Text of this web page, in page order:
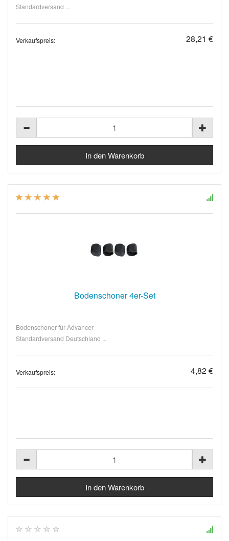
Standardversand ...
Verkaufspreis: 28,21 €
Bodenschoner 4er-Set
Bodenschoner für Advancer
Standardversand Deutschland ...
Verkaufspreis: 4,82 €